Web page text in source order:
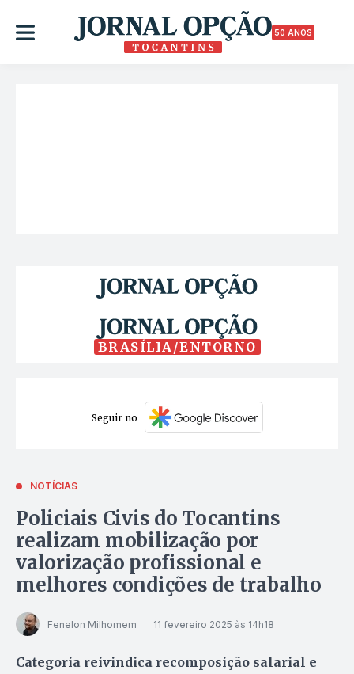
50 ANOS
BRASÍLIA/ENTORNO
Seguir no
NOTÍCIAS
Policiais Civis do Tocantins
realizam mobilização por
valorização profissional e
melhores condições de trabalho
Fenelon Milhomem 11 fevereiro 2025 às 14h18
Categoria reivindica recomposição salarial e